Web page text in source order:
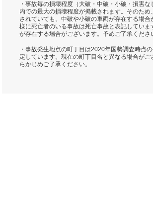
・事故毎の損壊程度（大破・中破・小破・損害な
内での最大の損壊程度が掲載されます。そのため
されていても、中破や小破の車両が存在する場合
様に死亡者のいる事故は死亡事故と表記していま
が存在する場合がございます。予めご了承くださ
・事故発生地点の町丁目は2020年国勢調査時点
定しています。現在の町丁目名と異なる場合がご
らかじめご了承ください。